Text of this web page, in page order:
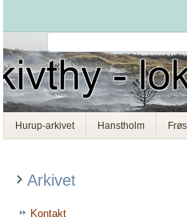
Hurup-arkivet Hanstholm
Arkivet
Kontakt